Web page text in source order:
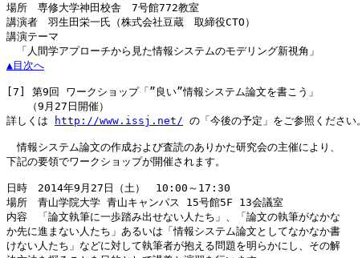
場所　専修大学神田校舎　7号館772教室
講演者　羽生田栄一氏（株式会社豆蔵　取締役CTO）
講演テーマ
▲目次へ
[7]
第9回 ワークショップ「”良い”情報システム論文を書こう」
（9月27日開催）
詳しくは
http://www.issj.net/ の「今後の予定」をご参照ください。
情報システム論文の作成および査読のありかた研究会の主催により、
下記の要領でワークショップが開催されます。
日時　2014年9月27日（土）　10:00～17:30
場所　青山学院大学 青山キャンパス 15号館5F 13会議室
内容　「論文執筆に一歩踏み出せない人たち」、「論文の執筆がなかな
か先に進まない人たち」あるいは「情報システム論文としてなかなか書
けない人たち」などに対して執筆者が抱える問題を明らかにし、その解